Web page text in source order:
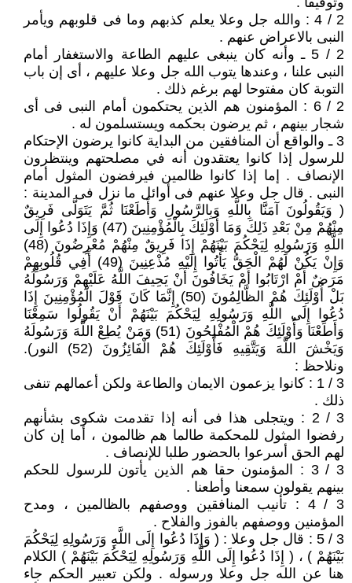
2 / 4 : والله جل وعلا يعلم كذبهم وما فى قلوبهم ويأمر
النبى بالاعراض عنهم .
2 / 5 ـ وأنه كان ينبغى عليهم الطاعة والاستغفار أمام
النبى علنا ، وعندها يتوب الله جل وعلا عليهم ، أى إن باب
التوبة كان مفتوحا لهم برغم ذلك .
2 / 6 : المؤمنون هم الذين يحتكمون أمام النبى فى أى
شجار بينهم ، ثم يرضون بحكمه ويستسلمون له .
3 ـ والواقع أن المنافقين من البداية كانوا يرضون الإحتكام
للرسول إذا كانوا يعتقدون أنه في مصلحتهم وينتظرون
الإنصاف . إما إذا كانوا ظالمين فيرفضون المثول أمام
النبى . قال جل وعلا عنهم فى أوائل ما نزل فى المدينة :
( وَيَقُولُونَ آمَنَّا بِاللَّهِ وَبِالرَّسُولِ وَأَطَعْنَا ثُمَّ يَتَوَلَّى فَرِيقٌ
مِنْهُمْ مِنْ بَعْدِ ذَلِكَ وَمَا أُوْلَئِكَ بِالْمُؤْمِنِينَ (47) وَإِذَا دُعُوا إِلَى
اللَّهِ وَرَسُولِهِ لِيَحْكُمَ بَيْنَهُمْ إِذَا فَرِيقٌ مِنْهُمْ مُعْرِضُونَ (48)
وَإِنْ يَكُنْ لَهُمْ الْحَقُّ يَأْتُوا إِلَيْهِ مُذْعِنِينَ (49) أَفِي قُلُوبِهِمْ
مَرَضٌ أَمْ ارْتَابُوا أَمْ يَخَافُونَ أَنْ يَحِيفَ اللَّهُ عَلَيْهِمْ وَرَسُولُهُ
بَلْ أُوْلَئِكَ هُمْ الظَّالِمُونَ (50) إِنَّمَا كَانَ قَوْلَ الْمُؤْمِنِينَ إِذَا
دُعُوا إِلَى اللَّهِ وَرَسُولِهِ لِيَحْكُمَ بَيْنَهُمْ أَنْ يَقُولُوا سَمِعْنَا
وَأَطَعْنَا وَأُوْلَئِكَ هُمْ الْمُفْلِحُونَ (51) وَمَنْ يُطِعْ اللَّهَ وَرَسُولَهُ
وَيَخْشَ اللَّهَ وَيَتَّقِيهِ فَأُوْلَئِكَ هُمْ الْفَائِزُونَ (52) النور).
ونلاحظ :
3 / 1 : كانوا يزعمون الايمان والطاعة ولكن أعمالهم تنفى
ذلك .
3 / 2 : ويتجلى هذا فى أنه إذا تقدمت شكوى بشأنهم
رفضوا المثول للمحكمة طالما هم ظالمون ، أما إن كان
لهم الحق أسرعوا بالحضور طلبا للإنصاف .
3 / 3 : المؤمنون حقا هم الذين يأتون للرسول للحكم
بينهم يقولون سمعنا وأطعنا .
3 / 4 : تأنيب المنافقين ووصفهم بالظالمين ، ومدح
المؤمنين ووصفهم بالفوز والفلاح .
3 / 5 : قال جل وعلا : ( وَإِذَا دُعُوا إِلَى اللَّهِ وَرَسُولِهِ لِيَحْكُمَ
بَيْنَهُمْ ) ، ( إِذَا دُعُوا إِلَى اللَّهِ وَرَسُولِهِ لِيَحْكُمَ بَيْنَهُمْ ) الكلام
هنا عن الله جل وعلا ورسوله . ولكن تعبير الحكم جاء